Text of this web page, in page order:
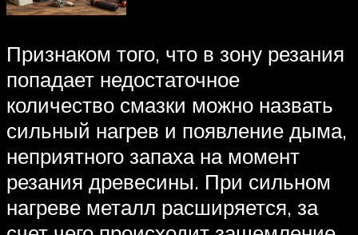
Признаком того, что в зону резания
попадает недостаточное
количество смазки можно назвать
сильный нагрев и появление дыма,
неприятного запаха на момент
резания древесины. При сильном
нагреве металл расширяется, за